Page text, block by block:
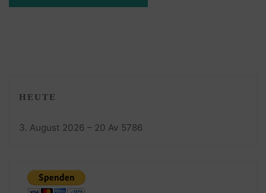
HEUTE
3. August 2026 – 20 Av 5786